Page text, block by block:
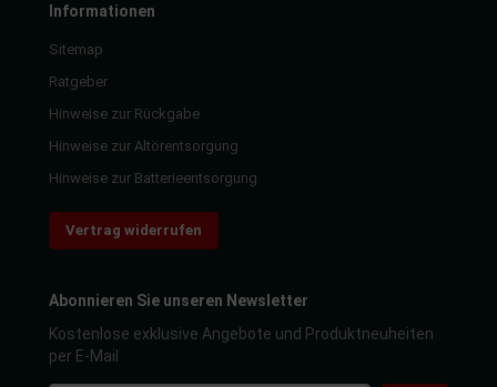
Informationen
Sitemap
Ratgeber
Hinweise zur Rückgabe
Hinweise zur Altörentsorgung
Hinweise zur Batterieentsorgung
Vertrag widerrufen
Abonnieren Sie unseren Newsletter
Kostenlose exklusive Angebote und Produktneuheiten
per E-Mail